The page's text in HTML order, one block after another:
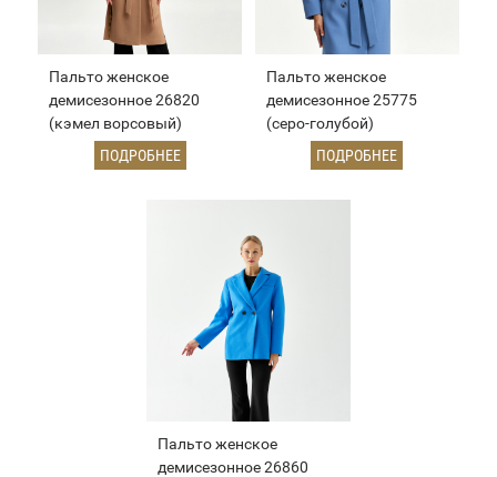
Пальто женское
демисезонное 26820
(кэмел ворсовый)
ПОДРОБНЕЕ
Пальто женское
демисезонное 25775
(серо-голубой)
ПОДРОБНЕЕ
Пальто женское
демисезонное 26860